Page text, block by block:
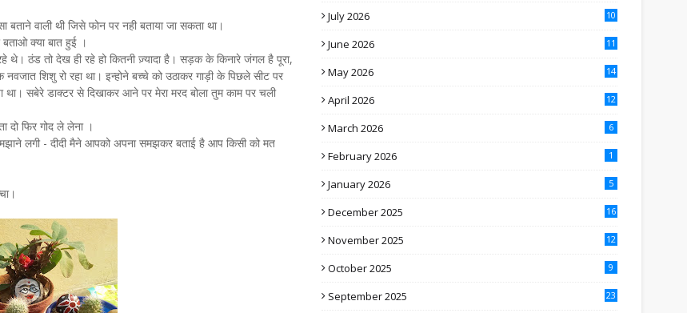
वाली थी जिसे फोन पर नही बताया जा सकता था।
क्या बात हुई ।
थे। ठंड तो देख ही रहे हो कितनी ज़्यादा है। सड़क के किनारे जंगल है पूरा,
शिशु रो रहा था। इन्होने बच्चे को उठाकर गाड़ी के पिछले सीट पर
सबेरे डाक्टर से दिखाकर आने पर मेरा मरद बोला तुम काम पर चली
फिर गोद ले लेना ।
लगी - दीदी मैने आपको अपना समझकर बताई है आप किसी को मत
July 2026 10
June 2026 11
May 2026 14
April 2026 12
March 2026 6
February 2026 1
January 2026 5
December 2025 16
November 2025 12
October 2025 9
September 2025 23